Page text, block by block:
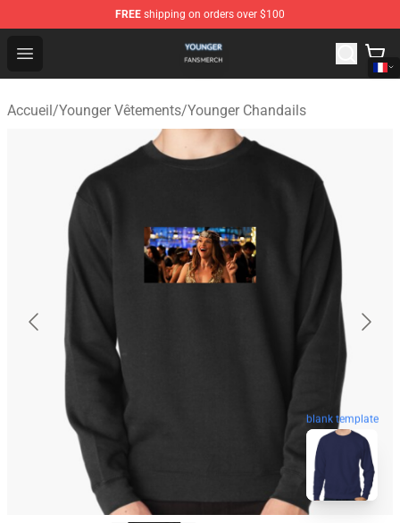
FREE shipping on orders over $100
Open menu
Younger Shop - Official Younger Merchandise Store
Accueil/Younger Vêtements/Younger Chandails
blank template